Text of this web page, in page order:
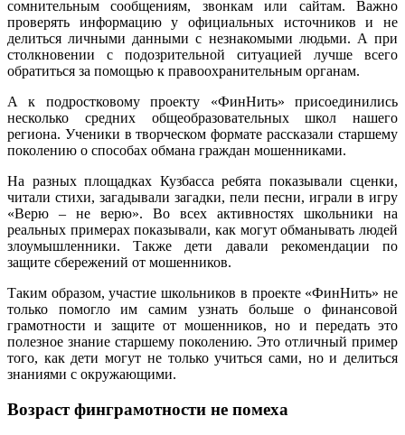
сомнительным сообщениям, звонкам или сайтам. Важно
проверять информацию у официальных источников и не
делиться личными данными с незнакомыми людьми. А при
столкновении с подозрительной ситуацией лучше всего
обратиться за помощью к правоохранительным органам.
А к подростковому проекту «ФинНить» присоединились
несколько средних общеобразовательных школ нашего
региона. Ученики в творческом формате рассказали старшему
поколению о способах обмана граждан мошенниками.
На разных площадках Кузбасса ребята показывали сценки,
читали стихи, загадывали загадки, пели песни, играли в игру
«Верю – не верю». Во всех активностях школьники на
реальных примерах показывали, как могут обманывать людей
злоумышленники. Также дети давали рекомендации по
защите сбережений от мошенников.
Таким образом, участие школьников в проекте «ФинНить» не
только помогло им самим узнать больше о финансовой
грамотности и защите от мошенников, но и передать это
полезное знание старшему поколению. Это отличный пример
того, как дети могут не только учиться сами, но и делиться
знаниями с окружающими.
Возраст финграмотности не помеха